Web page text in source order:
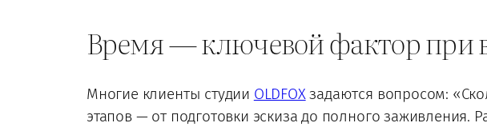
Время — ключевой фактор при
Многие клиенты студии OLDFOXзадаются вопросом:
этапов — от подготовки эскиза до полного заживления.